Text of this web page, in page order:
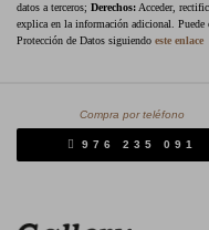
datos a terceros; Derechos: Acceder,
explica en la información adicional.
Protección de Datos siguiendo este enlace
Compra por teléfono
976 235 091